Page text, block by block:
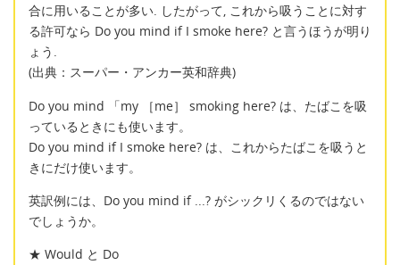
合に用いることが多い. したがって, これから吸うことに対す
る許可なら Do you mind if I smoke here? と言うほうが明り
ょう.
(出典：スーパー・アンカー英和辞典)
Do you mind 「my ［me］ smoking here? は、たばこを吸
っているときにも使います。
Do you mind if I smoke here? は、これからたばこを吸うと
きにだけ使います。
英訳例には、Do you mind if ...? がシックリくるのではない
でしょうか。
★ Would と Do